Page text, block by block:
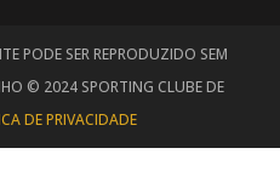
PODE SER REPRODUZIDO SEM
© 2024 SPORTING CLUBE DE
DE PRIVACIDADE